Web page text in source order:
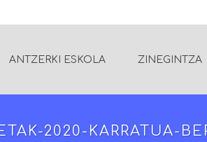
ANTZERKI ESKOLA ZINEGINTZA
2020-KARRATUA-